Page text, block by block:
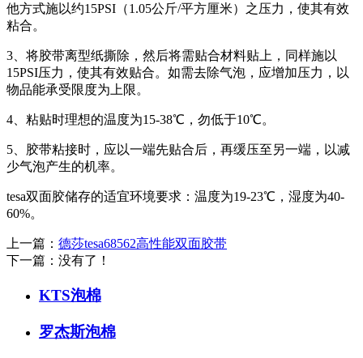
他方式施以约15PSI（1.05公斤/平方厘米）之压力，使其有效
粘合。
3、将胶带离型纸撕除，然后将需贴合材料贴上，同样施以
15PSI压力，使其有效贴合。如需去除气泡，应增加压力，以
物品能承受限度为上限。
4、粘贴时理想的温度为15-38℃，勿低于10℃。
5、胶带粘接时，应以一端先贴合后，再缓压至另一端，以减
少气泡产生的机率。
tesa双面胶储存的适宜环境要求：温度为19-23℃，湿度为40-
60%。
上一篇： 德莎tesa68562高性能双面胶带
下一篇：没有了！
KTS泡棉
罗杰斯泡棉